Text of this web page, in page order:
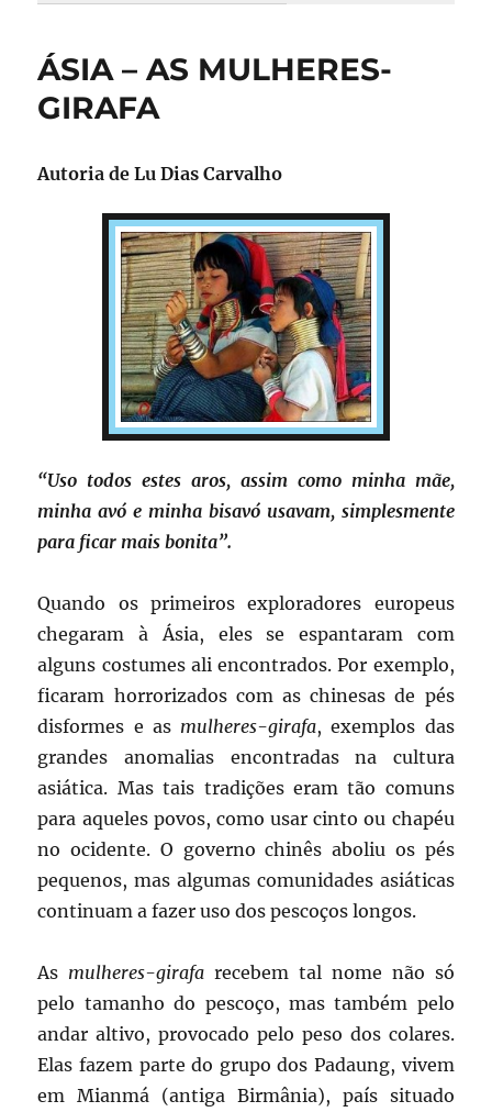
ÁSIA – AS MULHERES-
GIRAFA
Autoria de Lu Dias Carvalho
“Uso todos estes aros, assim como minha mãe,
minha avó e minha bisavó usavam, simplesmente
para ficar mais bonita”.
Quando os primeiros exploradores europeus
chegaram à Ásia, eles se espantaram com
alguns costumes ali encontrados. Por exemplo,
ficaram horrorizados com as chinesas de pés
disformes e as mulheres-girafa, exemplos das
grandes anomalias encontradas na cultura
asiática. Mas tais tradições eram tão comuns
para aqueles povos, como usar cinto ou chapéu
no ocidente. O governo chinês aboliu os pés
pequenos, mas algumas comunidades asiáticas
continuam a fazer uso dos pescoços longos.
As mulheres-girafarecebem tal nome não só
pelo tamanho do pescoço, mas também pelo
andar altivo, provocado pelo peso dos colares.
Elas fazem parte do grupo dos Padaung, vivem
em Mianmá (antiga Birmânia), país situado